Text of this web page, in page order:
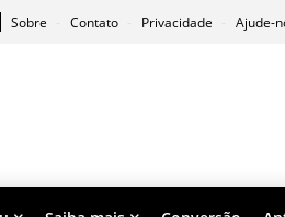
Sobre Contato Privacidade Ajude-